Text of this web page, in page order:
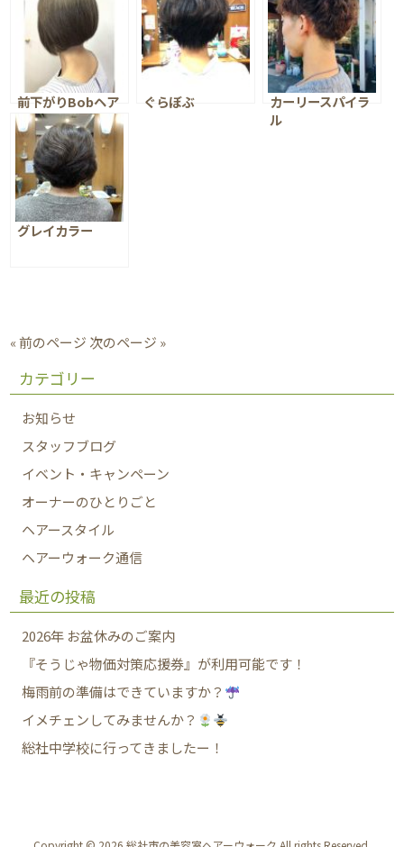
前下がりBobヘア
ー
ぐらぼぶ
カーリースパイラ
ル
グレイカラー
« 前のページ 次のページ »
カテゴリー
お知らせ
スタッフブログ
イベント・キャンペーン
オーナーのひとりごと
ヘアースタイル
ヘアーウォーク通信
最近の投稿
2026年 お盆休みのご案内
『そうじゃ物価対策応援券』が利用可能です！
梅雨前の準備はできていますか？
イメチェンしてみませんか？
総社中学校に行ってきましたー！